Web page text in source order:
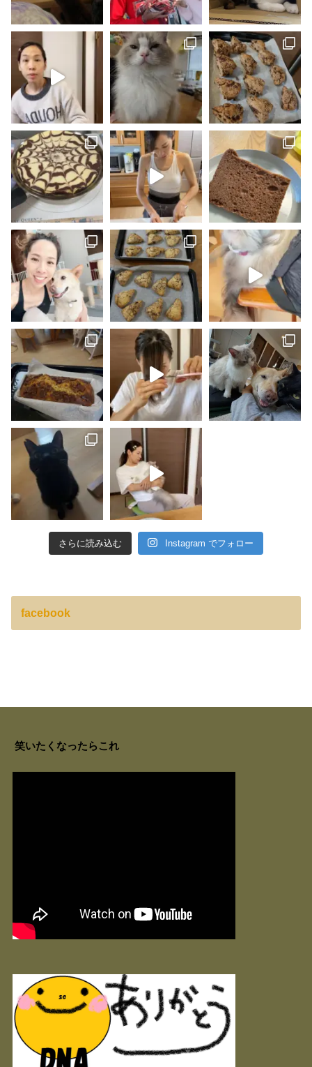
さらに読み込む Instagram でフォロー
facebook
笑いたくなったらこれ